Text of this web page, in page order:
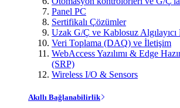
Panel PC
Sertifikalı Çözümler
Uzak G/Ç ve Kablosuz
Veri Toplama (DAQ) ve İletişim
WebAccess Yazılımı & Edge
(SRP)
Wireless I/O & Sensors
Akıllı Bağlanabilirlik